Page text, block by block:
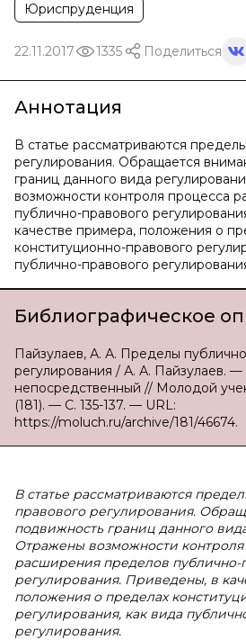
Юриспруденция
22.11.2017 1335 Поделиться
Аннотация
В статье рассматриваются
регулирования. Обращается
границ данного вида
возможности контроля процесса
публично-правового
качестве примера, положения о
конституционно-правового
публично-правового
Библиографическое
Пайзулаев, А. А. Пределы
регулирования / А. А. Пайзулаев. —
непосредственный // Молодой
(181). — С. 135-137. — URL:
https://moluch.ru/archive/181/46674.
В статье рассматриваются
правового регулирования.
подвижность границ данного
Отражены возможности контроля
расширения пределов публично-
регулирования. Приведены, в
положения о пределах
регулирования, как вида
регулирования.